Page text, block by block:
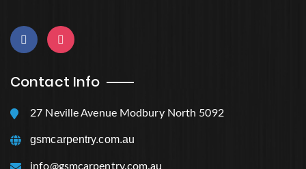
Contact Info
27 Neville Avenue Modbury North 5092
gsmcarpentry.com.au
info@gsmcarpentry.com.au